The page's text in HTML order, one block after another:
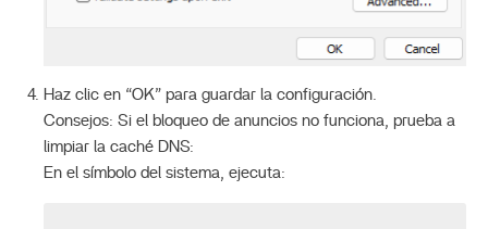
Haz clic en “OK” para guardar la configuración.
Consejos: Si el bloqueo de anuncios no funciona, prueba a
limpiar la caché DNS:
En el símbolo del sistema, ejecuta: